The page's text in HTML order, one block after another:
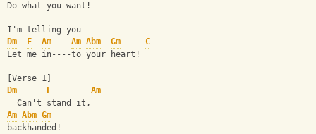
Do what you want!
I'm telling you
Dm
F Am Am Abm Gm
C
Let me in----to your heart!
[Verse 1]
Dm
F
Am
  Can't stand it,
Am Abm Gm
backhanded!